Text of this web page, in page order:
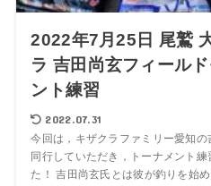
2022年7月25日 尾鷲
ラ 吉田尚玄フィール
ント練習
2022.07.31
今回は，キザクラファミリー愛知
同行していただき，トーナメント
た！ 吉田尚玄氏とは彼が釣りを始